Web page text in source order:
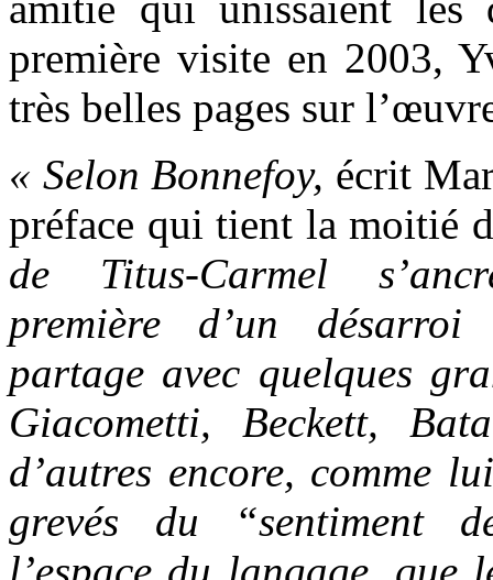
première visite en 2003,
très belles pages sur
« Selon Bonnefoy, écrit
préface qui tient la moitié
de Titus-Carmel
première d’un
partage avec quelques
Giacometti, Beckett,
d’autres encore, comme
grevés du “sentiment